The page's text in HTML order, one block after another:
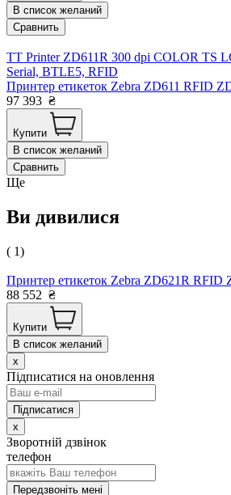
В список желаний
Сравнить
TT Printer ZD611R 300 dpi COLOR TS
Serial, BTLE5, RFID
Принтер етикеток Zebra ZD611 RFID
97 393 ₴
Купити
В список желаний
Сравнить
Ще
Ви дивилися
( 1)
Принтер етикеток Zebra ZD621R RFID
88 552 ₴
Купити
В список желаний
x
Підписатися на оновлення
x
Зворотній дзвінок
телефон
Передзвоніть мені